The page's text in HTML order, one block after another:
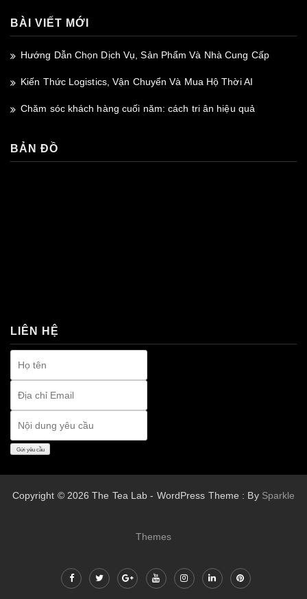
BÀI VIẾT MỚI
Hướng Dẫn Chọn Dịch Vụ, Sản Phẩm Và Nhà Cung Cấp
Kiến Thức Logistics, Vận Chuyển Và Mua Hộ Thời AI
Chăm sóc khách hàng cuối năm: cách tri ân hiệu quả
BẢN ĐỒ
LIÊN HỆ
Copyright © 2026 The Tea Lab - WordPress Theme : By Sparkle
Themes